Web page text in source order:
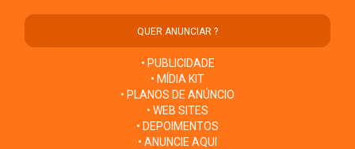
QUER ANUNCIAR ?
• PUBLICIDADE
• MÍDIA KIT
• PLANOS DE ANÚNCIO
• WEB SITES
• DEPOIMENTOS
• ANUNCIE AQUI